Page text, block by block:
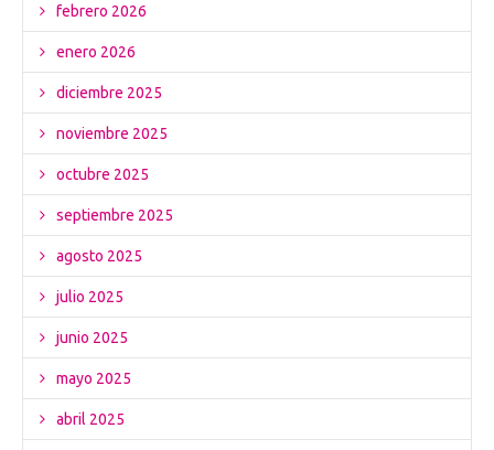
febrero 2026
enero 2026
diciembre 2025
noviembre 2025
octubre 2025
septiembre 2025
agosto 2025
julio 2025
junio 2025
mayo 2025
abril 2025